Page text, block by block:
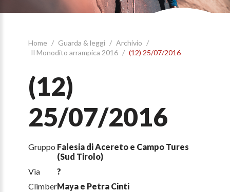
Home / Guarda & leggi / Archivio /
Il Monodito arrampica 2016 / (12) 25/07/2016
(12)
25/07/2016
Gruppo Falesia di Acereto e Campo Tures
(Sud Tirolo)
Via
?
ClimberMaya e Petra Cinti